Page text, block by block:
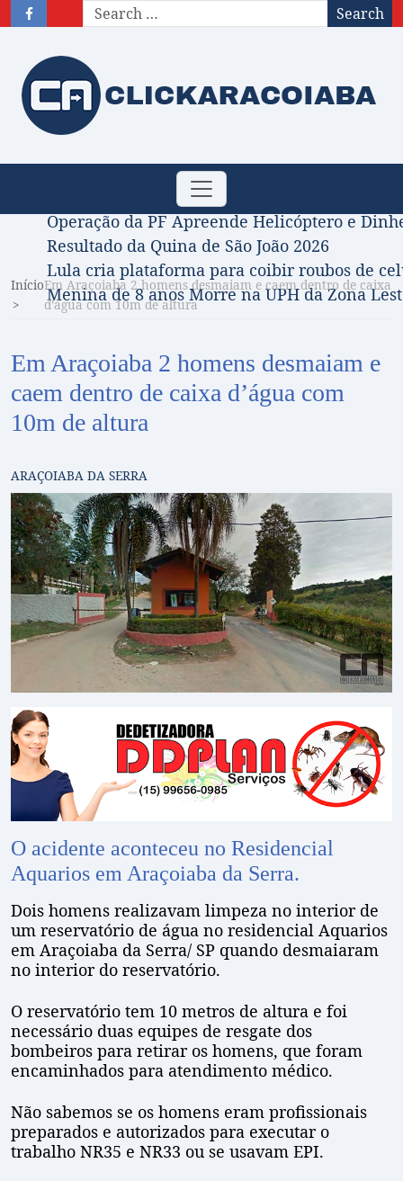
Search
Toggle
navigation
Obituário – Nota de falecimento: 31/07/2026
Comissão Aprova Projeto de Jilmar Tatto
Operação da PF Apreende Helicóptero e
Resultado da Quina de São João 2026
Lula cria plataforma para coibir roubos de
Menina de 8 anos Morre na UPH da Zona
InícioEm Araçoiaba 2 homens desmaiam e caem dentro de caixa
d’água com 10m de altura
Em Araçoiaba 2 homens desmaiam e
caem dentro de caixa d’água com
10m de altura
ARAÇOIABA DA SERRA
O acidente aconteceu no Residencial
Aquarios em Araçoiaba da Serra.
Dois homens realizavam limpeza no interior de
um reservatório de água no residencial Aquarios
em Araçoiaba da Serra/ SP quando desmaiaram
no interior do reservatório.
O reservatório tem 10 metros de altura e foi
necessário duas equipes de resgate dos
bombeiros para retirar os homens, que foram
encaminhados para atendimento médico.
Não sabemos se os homens eram profissionais
preparados e autorizados para executar o
trabalho NR35 e NR33 ou se usavam EPI.